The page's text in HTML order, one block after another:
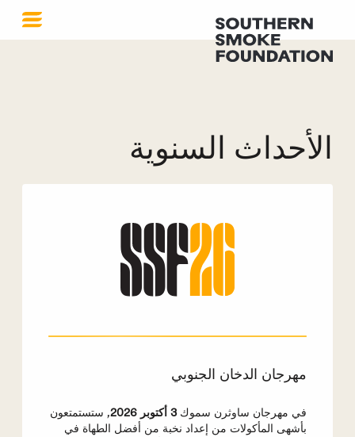
الأحداث السنوية
مهرجان الدخان الجنوبي
في مهرجان ساوثرن سموك3 أكتوبر 2026
, ستستمتعون
بأشهى المأكولات من إعداد نخبة من أفضل الطهاة في